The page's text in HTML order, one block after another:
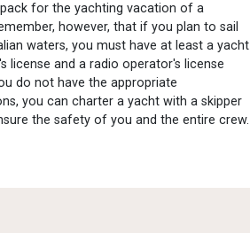
for the yachting vacation of a
however, that if you plan to sail
waters, you must have at least a yacht
license and a radio operator's license
do not have the appropriate
you can charter a yacht with a skipper
the safety of you and the entire crew.